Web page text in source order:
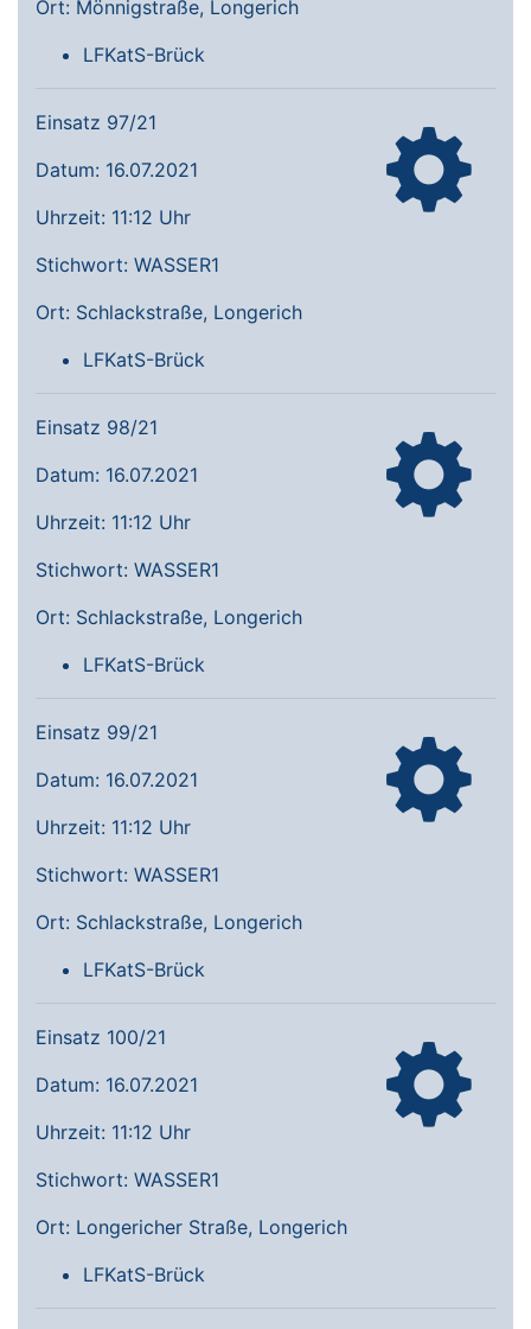
Ort: Mönnigstraße, Longerich
LFKatS-Brück
Einsatz 97/21
Datum: 16.07.2021
Uhrzeit: 11:12 Uhr
Stichwort: WASSER1
Ort: Schlackstraße, Longerich
LFKatS-Brück
Einsatz 98/21
Datum: 16.07.2021
Uhrzeit: 11:12 Uhr
Stichwort: WASSER1
Ort: Schlackstraße, Longerich
LFKatS-Brück
Einsatz 99/21
Datum: 16.07.2021
Uhrzeit: 11:12 Uhr
Stichwort: WASSER1
Ort: Schlackstraße, Longerich
LFKatS-Brück
Einsatz 100/21
Datum: 16.07.2021
Uhrzeit: 11:12 Uhr
Stichwort: WASSER1
Ort: Longericher Straße, Longerich
LFKatS-Brück